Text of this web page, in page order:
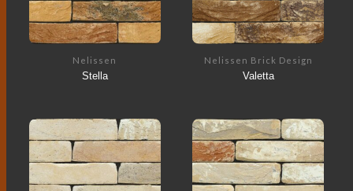
Nelissen
Stella
Nelissen Brick Design
Valetta